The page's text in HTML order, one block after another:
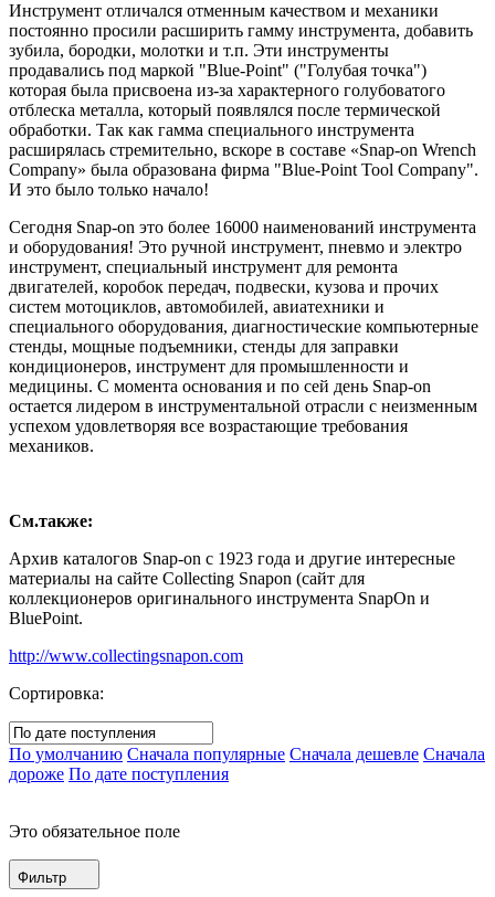
Инструмент отличался отменным качеством и механики
постоянно просили расширить гамму инструмента, добавить
зубила, бородки, молотки и т.п. Эти инструменты
продавались под маркой "Blue-Point" ("Голубая точка")
которая была присвоена из-за характерного голубоватого
отблеска металла, который появлялся после термической
обработки. Так как гамма специального инструмента
расширялась стремительно, вскоре в составе «Snap-on Wrench
Company» была образована фирма "Blue-Point Tool Company".
И это было только начало!
Сегодня Snap-on это более 16000 наименований инструмента
и оборудования! Это ручной инструмент, пневмо и электро
инструмент, специальный инструмент для ремонта
двигателей, коробок передач, подвески, кузова и прочих
систем мотоциклов, автомобилей, авиатехники и
специального оборудования, диагностические компьютерные
стенды, мощные подъемники, стенды для заправки
кондиционеров, инструмент для промышленности и
медицины. С момента основания и по сей день Snap-on
остается лидером в инструментальной отрасли с неизменным
успехом удовлетворяя все возрастающие требования
механиков.
См.также:
Архив каталогов Snap-on с 1923 года и другие интересные
материалы на сайте Collecting Snapon (сайт для
коллекционеров оригинального инструмента SnapOn и
BluePoint.
http://www.collectingsnapon.com
Сортировка:
По умолчанию Сначала популярные Сначала дешевле Сначала
дороже По дате поступления
Это обязательное поле
Фильтр